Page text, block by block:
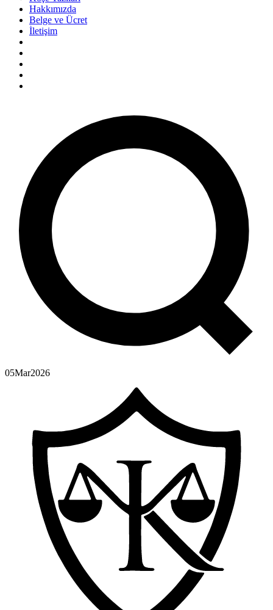
Hakkımızda
Belge ve Ücret
İletişim
05Mar2026